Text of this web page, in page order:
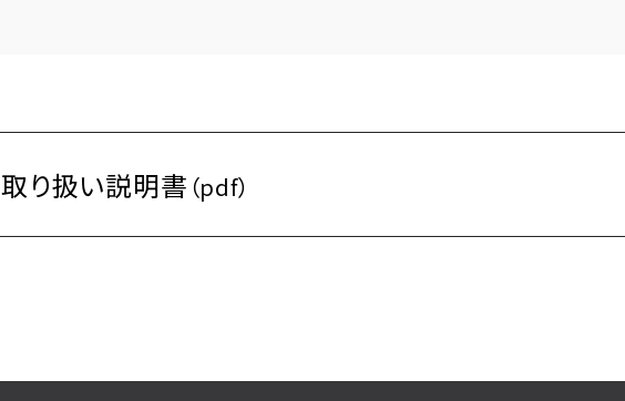
取り扱い説明書 （pdf）